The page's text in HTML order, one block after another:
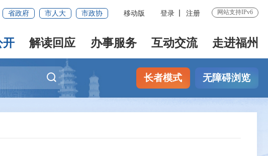
省政府 市人大 市政协 移动版 登录 注册 网站支持IPv6
开 解读回应 办事服务 互动交流 走进福州
长者模式 无障碍浏览